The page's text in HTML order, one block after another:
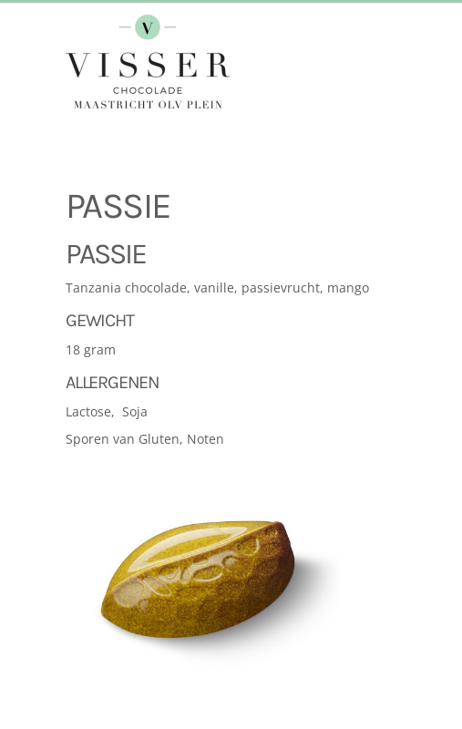
Terug naar hoofdinhoud
PASSIE
PASSIE
Tanzania chocolade, vanille, passievrucht, mango
GEWICHT
18 gram
ALLERGENEN
Lactose, Soja
Sporen van Gluten, Noten